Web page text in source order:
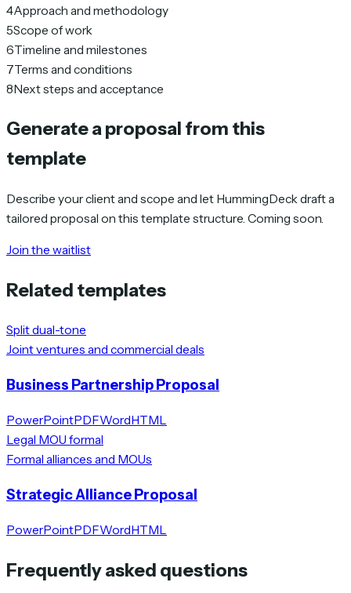
4Approach and methodology
5Scope of work
6Timeline and milestones
7Terms and conditions
8Next steps and acceptance
Generate a proposal from this
template
Describe your client and scope and let HummingDeck draft a
tailored proposal on this template structure. Coming soon.
Join the waitlist
Related templates
Split dual-tone
Joint ventures and commercial deals
Business Partnership Proposal
PowerPointPDFWordHTML
Legal MOU formal
Formal alliances and MOUs
Strategic Alliance Proposal
PowerPointPDFWordHTML
Frequently asked questions